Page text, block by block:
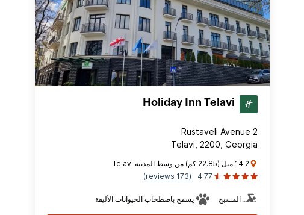
Holiday Inn Telavi
Rustaveli Avenue 2
Telavi, 2200, Georgia
14.2 ميل (22.85 كم) من وسط المدينة Telavi
4.77
(173 reviews)
المسبح يسمح باصطحاب الحيوانات الأليفة